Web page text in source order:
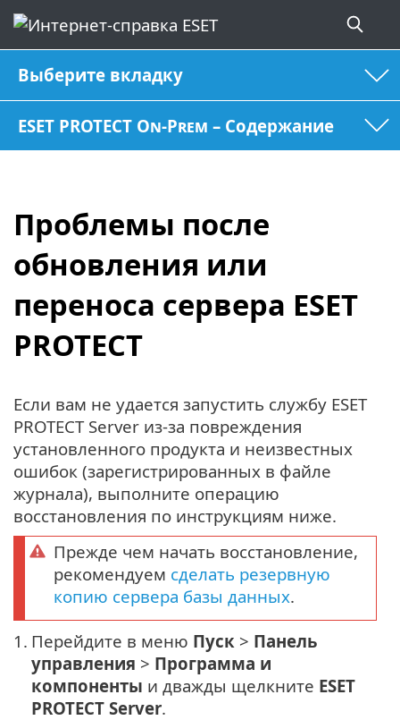
Выберите вкладку
ESET PROTECT On-Prem – Содержание
Проблемы после
обновления или
переноса сервера ESET
PROTECT
Если вам не удается запустить службу ESET
PROTECT Server из-за повреждения
установленного продукта и неизвестных
ошибок (зарегистрированных в файле
журнала), выполните операцию
восстановления по инструкциям ниже.
Прежде чем начать восстановление,
рекомендуем сделать резервную
копию сервера базы данных.
1. Перейдите в меню Пуск > Панель
управления > Программа и
компоненты и дважды щелкните ESET
PROTECT Server.